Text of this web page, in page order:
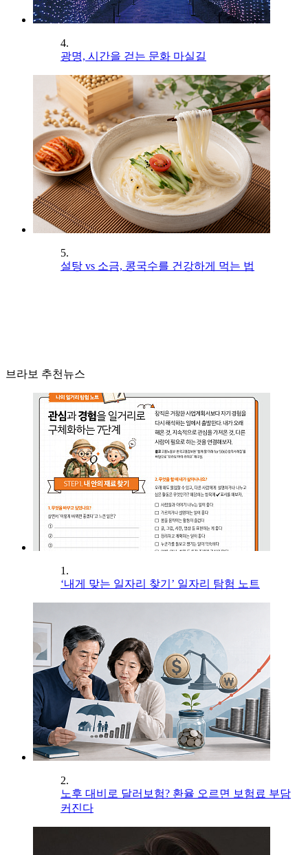
4.
광명, 시간을 걷는 문화 마실길
5.
설탕 vs 소금, 콩국수를 건강하게 먹는 법
브라보 추천뉴스
1.
‘내게 맞는 일자리 찾기’ 일자리 탐험 노트
2.
노후 대비로 달러보험? 환율 오르면 보험료 부담
커진다